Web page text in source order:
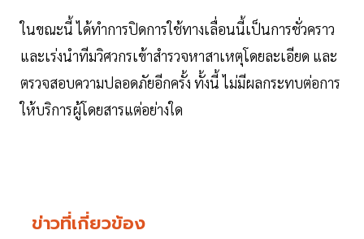
ในขณะนี้ ได้ทำการปิดการใช้ทางเลื่อนนี้เป็นการชั่วคราว
และเร่งนำทีมวิศวกรเข้าสำรวจหาสาเหตุโดยละเอียด และ
ตรวจสอบความปลอดภัยอีกครั้ง ทั้งนี้ ไม่มีผลกระทบต่อการ
ให้บริการผู้โดยสารแต่อย่างใด
ข่าวที่เกี่ยวข้อง